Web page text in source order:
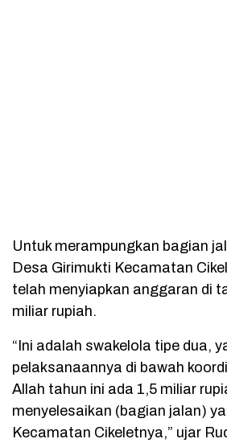
Untuk merampungkan bagian
Desa Girimukti Kecamatan
telah menyiapkan anggaran di
miliar rupiah.
“Ini adalah swakelola tipe dua,
pelaksanaannya di bawah
Allah tahun ini ada 1,5 miliar
menyelesaikan (bagian jalan)
Kecamatan Cikeletnya,” ujar